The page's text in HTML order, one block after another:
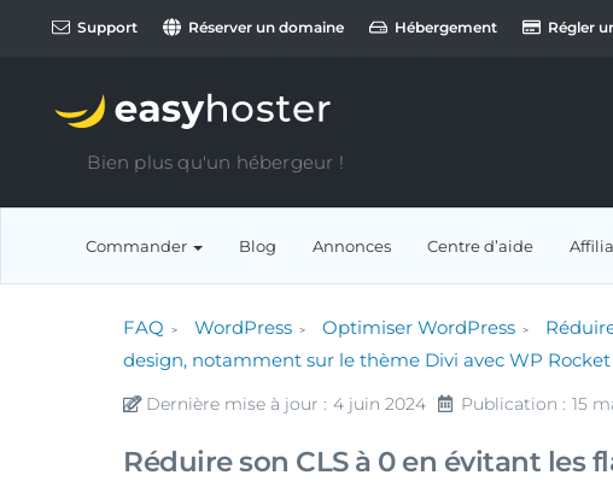
Support Réserver un domaine Hébergement Régler
Bien plus qu'un hébergeur !
Commander Blog Annonces Centre d’aide
FAQ WordPress Optimiser WordPress
design, notamment sur le thème Divi avec WP
Dernière mise à jour : 4 juin 2024 Publication : 15
Réduire son CLS à 0 en évitant les